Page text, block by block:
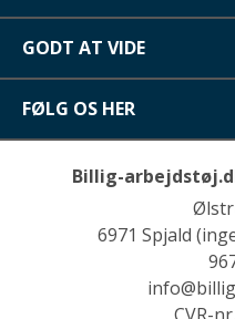
GODT AT VIDE
FØLG OS HER
Billig-
6971 Spjald